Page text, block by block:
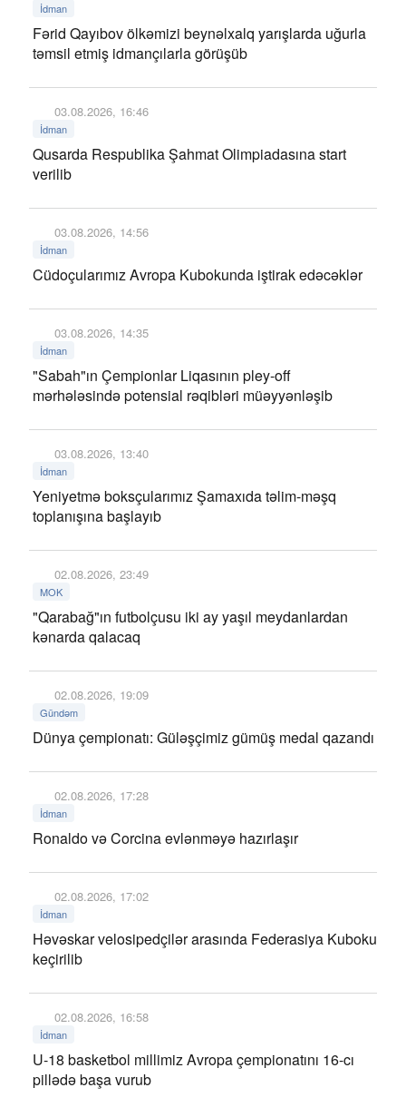
İdman
Fərid Qayıbov ölkəmizi beynəlxalq yarışlarda uğurla
təmsil etmiş idmançılarla görüşüb
03.08.2026, 16:46
İdman
Qusarda Respublika Şahmat Olimpiadasına start
verilib
03.08.2026, 14:56
İdman
Cüdoçularımız Avropa Kubokunda iştirak edəcəklər
03.08.2026, 14:35
İdman
"Sabah"ın Çempionlar Liqasının pley-off
mərhələsində potensial rəqibləri müəyyənləşib
03.08.2026, 13:40
İdman
Yeniyetmə boksçularımız Şamaxıda təlim-məşq
toplanışına başlayıb
02.08.2026, 23:49
MOK
"Qarabağ"ın futbolçusu iki ay yaşıl meydanlardan
kənarda qalacaq
02.08.2026, 19:09
Gündəm
Dünya çempionatı: Güləşçimiz gümüş medal qazandı
02.08.2026, 17:28
İdman
Ronaldo və Corcina evlənməyə hazırlaşır
02.08.2026, 17:02
İdman
Həvəskar velosipedçilər arasında Federasiya Kuboku
keçirilib
02.08.2026, 16:58
İdman
U-18 basketbol millimiz Avropa çempionatını 16-cı
pillədə başa vurub